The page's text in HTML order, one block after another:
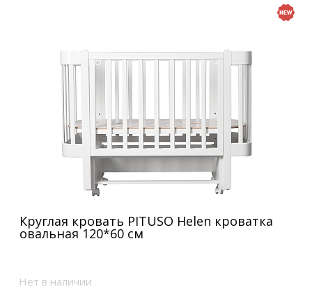
Круглая кровать PITUSO Helen кроватка
овальная 120*60 см
Нет в наличии